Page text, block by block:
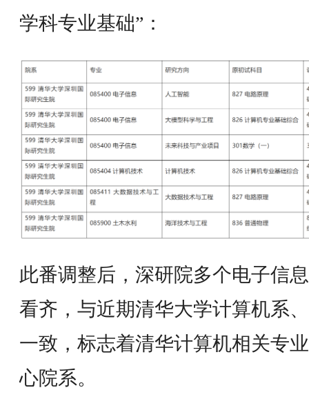
学科专业基础”：
此番调整后，深研院多个电子信
看齐，与近期清华大学计算机系
一致，标志着清华计算机相关专
心院系。